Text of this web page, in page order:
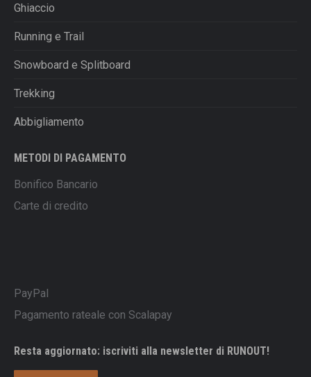
Ghiaccio
Running e Trail
Snowboard e Splitboard
Trekking
Abbigliamento
METODI DI PAGAMENTO
Bonifico Bancario
Carte di credito
PayPal
Pagamento rateale con Scalapay
Resta aggiornato: iscriviti alla newsletter di RUNOUT!